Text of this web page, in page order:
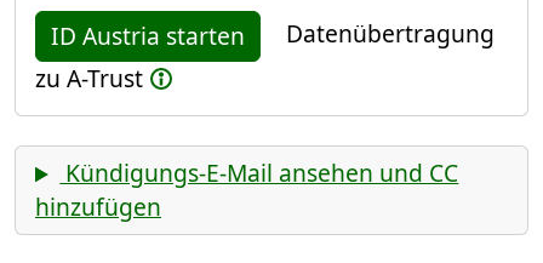
ID Austria starten
Datenübertragung
zu A-Trust
Kündigungs-E-Mail ansehen und CC
hinzufügen